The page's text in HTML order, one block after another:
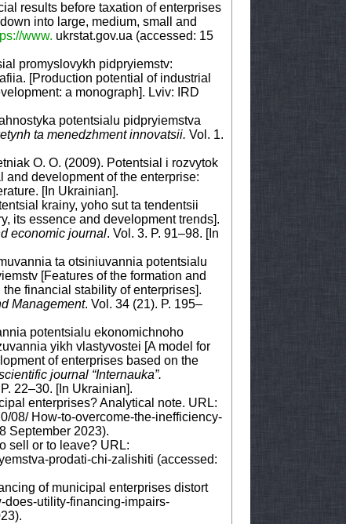
results before taxation of enterprises
into large, medium, small and
www. ukrstat.gov.ua (accessed: 15
promyslovykh pidpryiemstv:
[Production potential of industrial
a monograph]. Lviv: IRD
potentsialu pidpryiemstva
ta menedzhment innovatsii. Vol. 1.
O. O. (2009). Potentsial i rozvytok
development of the enterprise:
[In Ukrainian].
krainy, yoho sut ta tendentsii
its essence and development trends].
economic journal. Vol. 3. P. 91–98. [In
ta otsiniuvannia potentsialu
[Features of the formation and
financial stability of enterprises].
Management. Vol. 34 (21). P. 195–
potentsialu ekonomichnoho
yikh vlastyvostei [A model for
of enterprises based on the
journal “Internauka”.
22–30. [In Ukrainian].
enterprises? Analytical note. URL:
08/ How-to-overcome-the-inefficiency-
September 2023).
sell or to leave? URL:
prodati-chi-zalishiti (accessed:
of municipal enterprises distort
does-utility-financing-impairs-